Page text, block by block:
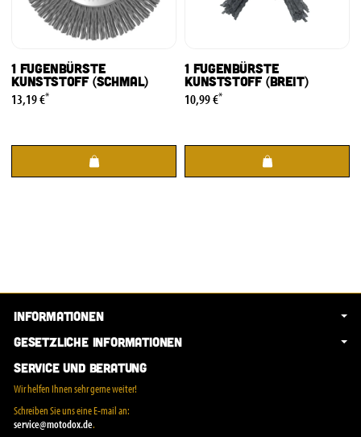
1 Fugenbürste
Kunststoff (schmal)
13,19 €*
1 Fugenbürste
Kunststoff (breit)
10,99 €*
Informationen
Gesetzliche Informationen
Service und Beratung
Wir helfen Ihnen sehr gerne weiter!
Schreiben Sie uns eine E-mail an:
service@motodox.de.